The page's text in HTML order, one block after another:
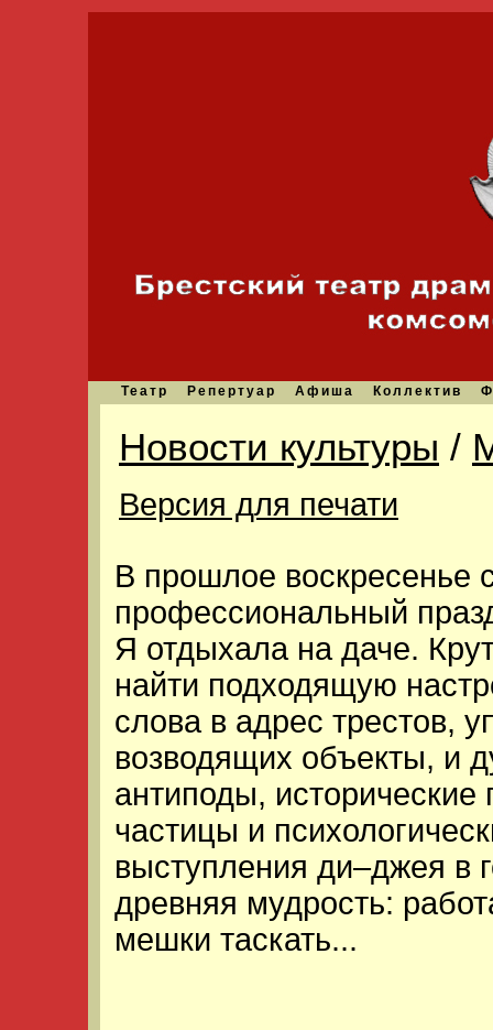
Театр Репертуар Афиша Коллектив
Новости культуры /
Версия для печати
В прошлое воскресенье
профессиональный
Я отдыхала на даче.
найти подходящую
слова в адрес трестов,
возводящих объекты, и
антиподы,
частицы и
выступления ди–джея в
древняя мудрость:
мешки таскать...